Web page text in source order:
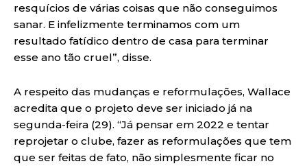
resquícios de várias coisas que não conseguimos
sanar. E infelizmente terminamos com um
resultado fatídico dentro de casa para terminar
esse ano tão cruel”, disse.
A respeito das mudanças e reformulações, Wallace
acredita que o projeto deve ser iniciado já na
segunda-feira (29). “Já pensar em 2022 e tentar
reprojetar o clube, fazer as reformulações que tem
que ser feitas de fato, não simplesmente ficar no